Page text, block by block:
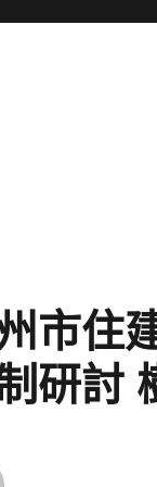
市住
研討